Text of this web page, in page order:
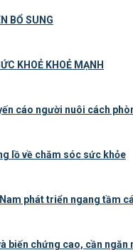
BỔ SUNG
KHOẺ KHOẺ MẠNH
cáo người nuôi cách
lồ về chăm sóc sức khỏe
phát triển ngang tầm
biến chứng cao, cần ngăn